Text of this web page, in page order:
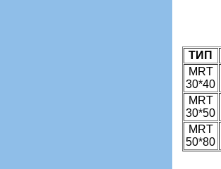
ТИП
MRT
30*40
MRT
30*50
MRT
50*80